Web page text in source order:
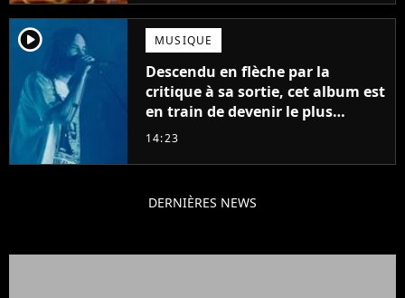
player2 MUSIQUE
Descendu en flèche par la
critique à sa sortie, cet album est
en train de devenir le plus
populaire de son auteur
14:23
DERNIÈRES NEWS